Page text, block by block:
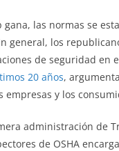
gana, las normas se
general, los
de seguridad en
20 años,
empresas y los
administración de
de OSHA